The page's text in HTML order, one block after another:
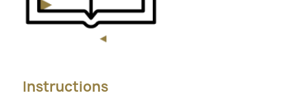
Instructions